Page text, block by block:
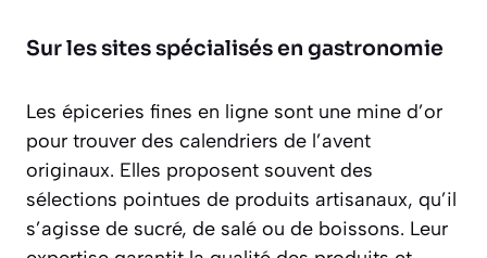
Sur les sites spécialisés en gastronomie
Les épiceries fines en ligne sont une mine d’or
pour trouver des calendriers de l’avent
originaux. Elles proposent souvent des
sélections pointues de produits artisanaux, qu’il
s’agisse de sucré, de salé ou de boissons. Leur